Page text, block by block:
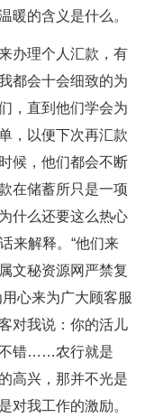
暖的含义是什么。
办理个人汇款，有
都会十会细致的为
，直到他们学会为
，以便下次再汇款
候，他们都会不断
在储蓄所只是一项
什么还要这么热心
来解释。“他们来
文秘资源网严禁复
心来为广大顾客服
对我说：你的活儿
错……农行就是
高兴，那并不光是
对我工作的激励。